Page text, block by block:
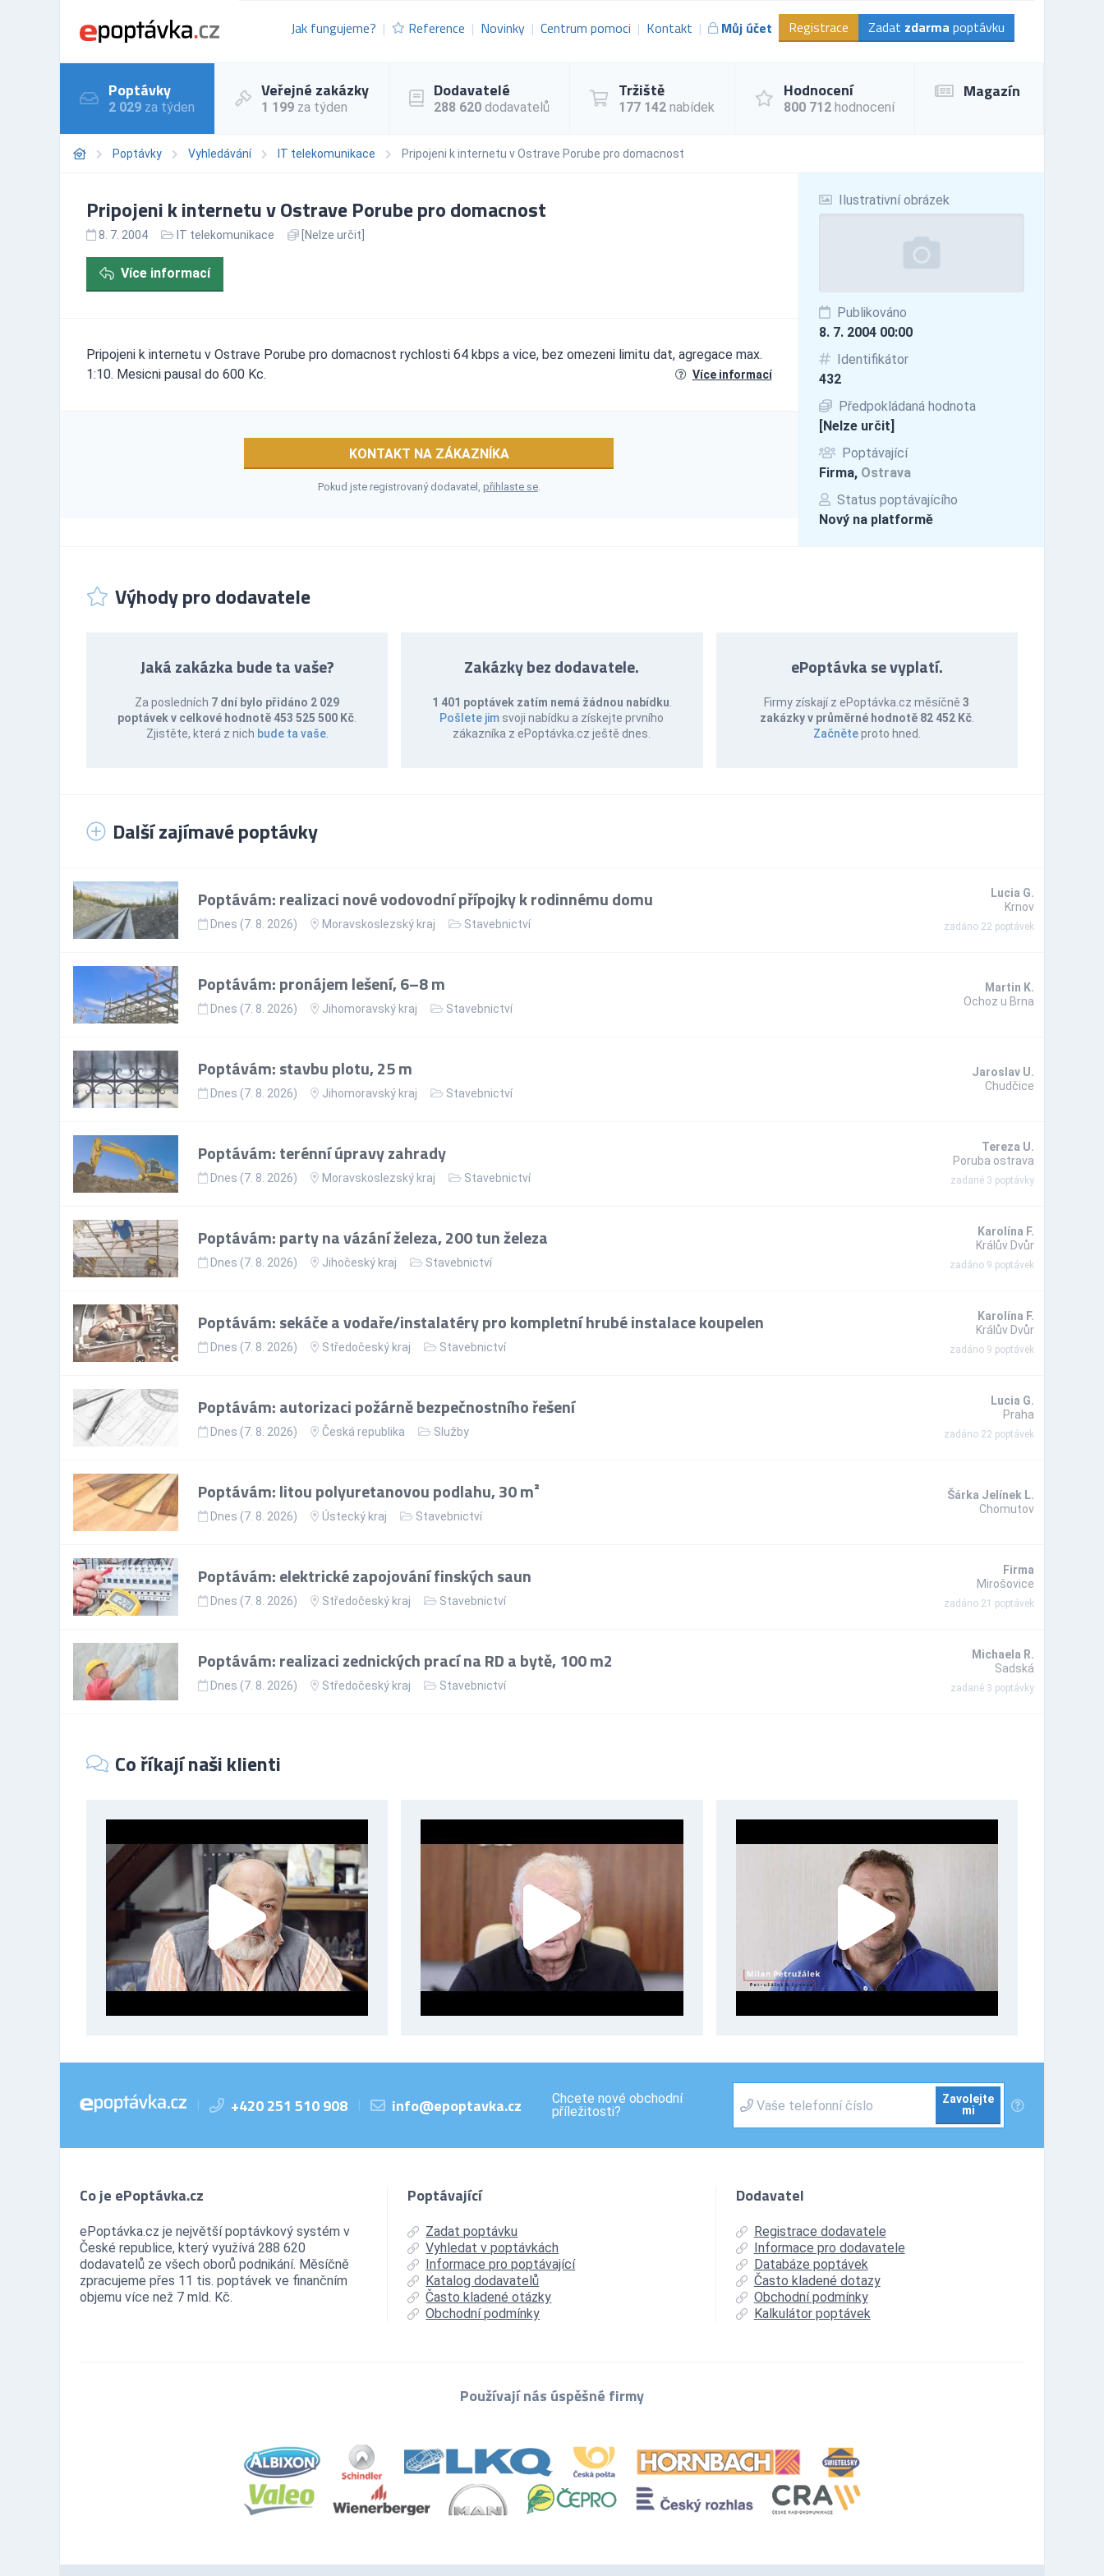
Jak fungujeme? Reference Novinky Centrum pomoci Kontakt Můj účet Registrace Zadat zdarma poptávku
Poptávky
2 029 za týden
Veřejné zakázky
1 199 za týden
Dodavatelé
288 620 dodavatelů
Tržiště
177 142 nabídek
Hodnocení
800 712 hodnocení
Magazín
Poptávky Vyhledávání IT telekomunikace Pripojeni k internetu v Ostrave Porube pro domacnost
Ilustrativní obrázek
Publikováno
8. 7. 2004 00:00
Identifikátor
432
Předpokládaná hodnota
[Nelze určit]
Poptávající
Firma, Ostrava
Status poptávajícího
Nový na platformě
Pripojeni k internetu v Ostrave Porube pro domacnost
8. 7. 2004 IT telekomunikace [Nelze určit]
Více informací
Pripojeni k internetu v Ostrave Porube pro domacnost rychlosti 64 kbps a vice, bez omezeni limitu dat, agregace max.
1:10. Mesicni pausal do 600 Kc.
Více informací
KONTAKT NA ZÁKAZNÍKA
Pokud jste registrovaný dodavatel, přihlaste se.
Výhody pro dodavatele
Jaká zakázka bude ta vaše?
Za posledních 7 dní bylo přidáno 2 029
poptávek v celkové hodnotě 453 525 500 Kč
Zjistěte, která z nich bude ta vaše.
Zakázky bez dodavatele.
1 401 poptávek zatím nemá žádnou nabídku
Pošlete jim svoji nabídku a získejte prvního
zákazníka z ePoptávka.cz ještě dnes.
ePoptávka se vyplatí.
Firmy získají z ePoptávka.cz měsíčně3
zakázky v průměrné hodnotě 82 452 Kč.
Začněteproto hned.
Další zajímavé poptávky
Poptávám: realizaci nové vodovodní přípojky k rodinnému domu
Dnes (7. 8. 2026) Moravskoslezský kraj Stavebnictví
Lucia G.
Krnov
zadáno 22 poptávek
Poptávám: pronájem lešení, 6–8 m
Dnes (7. 8. 2026) Jihomoravský kraj Stavebnictví
Martin K.
Ochoz u Brna
Poptávám: stavbu plotu, 25 m
Dnes (7. 8. 2026) Jihomoravský kraj Stavebnictví
Jaroslav U.
Chudčice
Poptávám: terénní úpravy zahrady
Dnes (7. 8. 2026) Moravskoslezský kraj Stavebnictví
Tereza U.
Poruba ostrava
zadané 3 poptávky
Poptávám: party na vázání železa, 200 tun železa
Dnes (7. 8. 2026) Jihočeský kraj Stavebnictví
Karolína F.
Králův Dvůr
zadáno 9 poptávek
Poptávám: sekáče a vodaře/instalatéry pro kompletní hrubé instalace koupelen
Dnes (7. 8. 2026) Středočeský kraj Stavebnictví
Karolína F.
Králův Dvůr
zadáno 9 poptávek
Poptávám: autorizaci požárně bezpečnostního řešení
Dnes (7. 8. 2026) Česká republika Služby
Lucia G.
Praha
zadáno 22 poptávek
Poptávám: litou polyuretanovou podlahu, 30 m²
Dnes (7. 8. 2026) Ústecký kraj Stavebnictví
Šárka Jelínek L.
Chomutov
Poptávám: elektrické zapojování finských saun
Dnes (7. 8. 2026) Středočeský kraj Stavebnictví
Firma
Mirošovice
zadáno 21 poptávek
Poptávám: realizaci zednických prací na RD a bytě, 100 m2
Dnes (7. 8. 2026) Středočeský kraj Stavebnictví
Michaela R.
Sadská
zadané 3 poptávky
Co říkají naši klienti
| +420 251 510 908 | info@epoptavka.cz
Chcete nové obchodní
příležitosti?
Zavolejte
mi
Co je ePoptávka.cz
ePoptávka.cz je největší poptávkový systém v
České republice, který využívá 288 620
dodavatelů ze všech oborů podnikání. Měsíčně
zpracujeme přes 11 tis. poptávek ve finančním
objemu více než 7 mld. Kč.
Poptávající
Zadat poptávku
Vyhledat v poptávkách
Informace pro poptávající
Katalog dodavatelů
Často kladené otázky
Obchodní podmínky
Dodavatel
Registrace dodavatele
Informace pro dodavatele
Databáze poptávek
Často kladené dotazy
Obchodní podmínky
Kalkulátor poptávek
Používají nás úspěšné firmy